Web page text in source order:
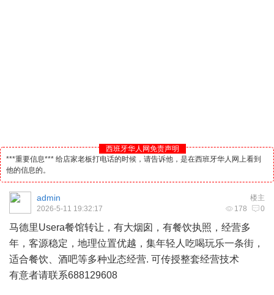
西班牙华人网免责声明
***重要信息*** 给店家老板打电话的时候，请告诉他，是在西班牙华人网上看到
他的信息的。
楼主
admin
178 0
2026-5-11 19:32:17
马德里Usera餐馆转让，有大烟囱，有餐饮执照，经营多
年，客源稳定，地理位置优越，集年轻人吃喝玩乐一条街，
适合餐饮、 酒吧等多种业态经营. 可传授整套经营技术
有意者请联系688129608